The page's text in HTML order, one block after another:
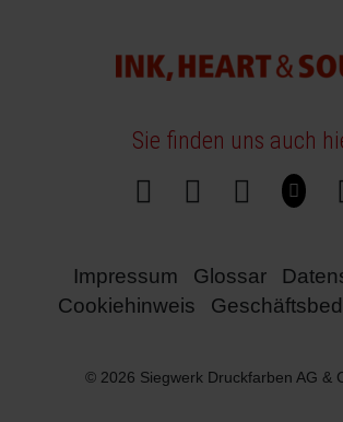
Sie finden uns auch
Impressum Glossar
Cookiehinweis
© 2026 Siegwerk Druckfarben AG &